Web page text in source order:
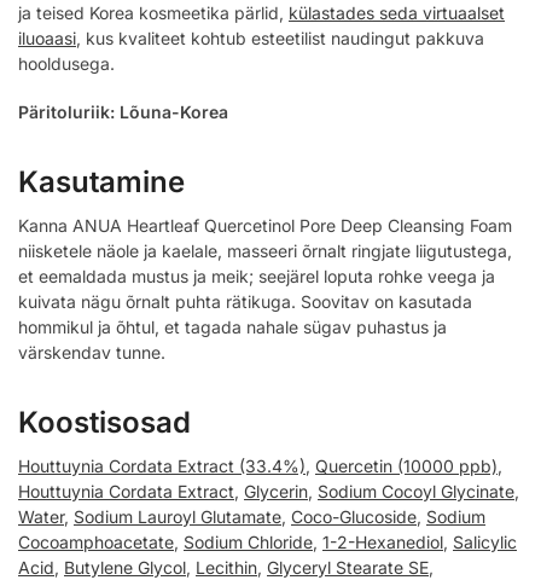
ja teised Korea kosmeetika pärlid, külastades seda virtuaalset
iluoaasi, kus kvaliteet kohtub esteetilist naudingut pakkuva
hooldusega.
Päritoluriik: Lõuna-Korea
Kasutamine
Kanna ANUA Heartleaf Quercetinol Pore Deep Cleansing Foam
niisketele näole ja kaelale, masseeri õrnalt ringjate liigutustega,
et eemaldada mustus ja meik; seejärel loputa rohke veega ja
kuivata nägu õrnalt puhta rätikuga. Soovitav on kasutada
hommikul ja õhtul, et tagada nahale sügav puhastus ja
värskendav tunne.
Koostisosad
Houttuynia Cordata Extract (33.4%), Quercetin (10000 ppb),
Houttuynia Cordata Extract, Glycerin, Sodium Cocoyl Glycinate,
Water, Sodium Lauroyl Glutamate, Coco-Glucoside, Sodium
Cocoamphoacetate, Sodium Chloride, 1-2-Hexanediol, Salicylic
Acid, Butylene Glycol, Lecithin, Glyceryl Stearate SE,